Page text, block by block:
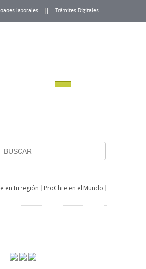
laborales Trámites Digitales
en tu región ProChile en el Mundo